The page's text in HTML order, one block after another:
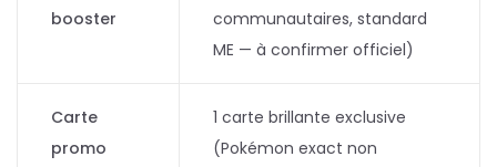
booster
communautaires, standard
ME — à confirmer officiel)
Carte
promo
1 carte brillante exclusive
(Pokémon exact non